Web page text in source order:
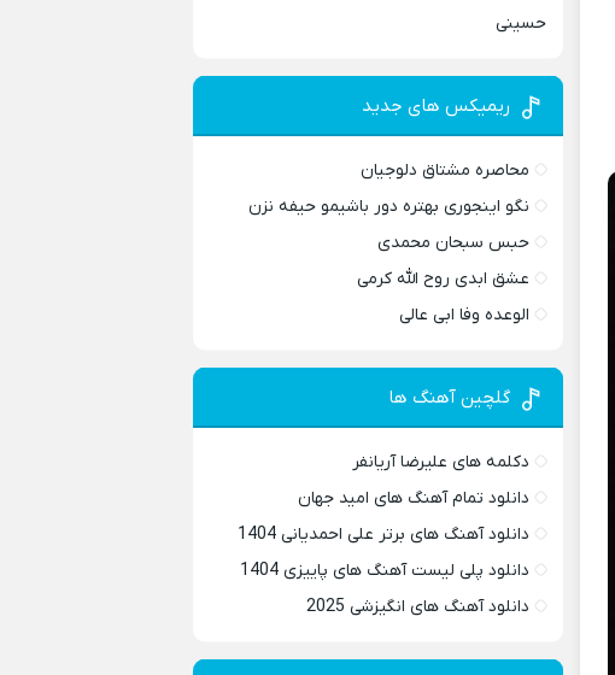
حسینی
ریمیکس های جدید
محاصره مشتاق دلوجیان
نگو اینجوری بهتره دور باشیمو حیفه نزن
حبس سبحان محمدی
عشق ابدی روح الله کرمی
الوعده وفا ابی عالی
گلچین آهنگ ها
دکلمه های علیرضا آریانفر
دانلود تمام آهنگ های امید جهان
دانلود آهنگ های برتر علی احمدیانی 1404
دانلود پلی لیست آهنگ های پاییزی 1404
دانلود آهنگ های انگیزشی 2025